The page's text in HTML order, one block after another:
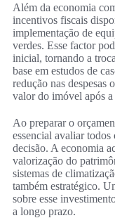
Além da economia
incentivos fiscais
implementação de
verdes. Esse factor
inicial, tornando a
base em estudos de
redução nas despesas
valor do imóvel após a
Ao preparar o
essencial avaliar
decisão. A economia
valorização do
sistemas de
também estratégico.
sobre esse
a longo prazo.